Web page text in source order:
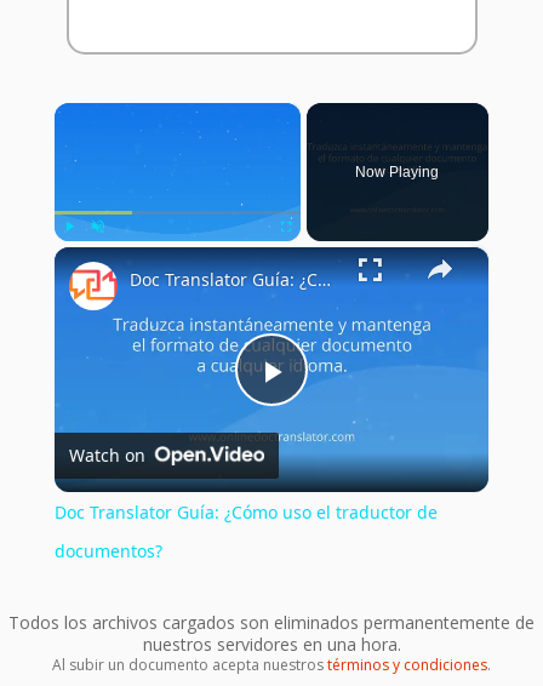
×
Play Unmute Fullscreen
Now Playing
×
Play
Video
Doc Translator Guía: ¿Cómo uso el traductor de documentos?
Watch on
Doc Translator Guía: ¿Cómo uso el traductor de
documentos?
Todos los archivos cargados son eliminados permanentemente de
nuestros servidores en una hora.
Al subir un documento acepta nuestrostérminos y condiciones.